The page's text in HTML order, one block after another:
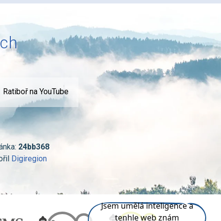
Ratiboř na YouTube
24bb368
Digiregion
Jsem umělá inteligence a
tenhle web znám